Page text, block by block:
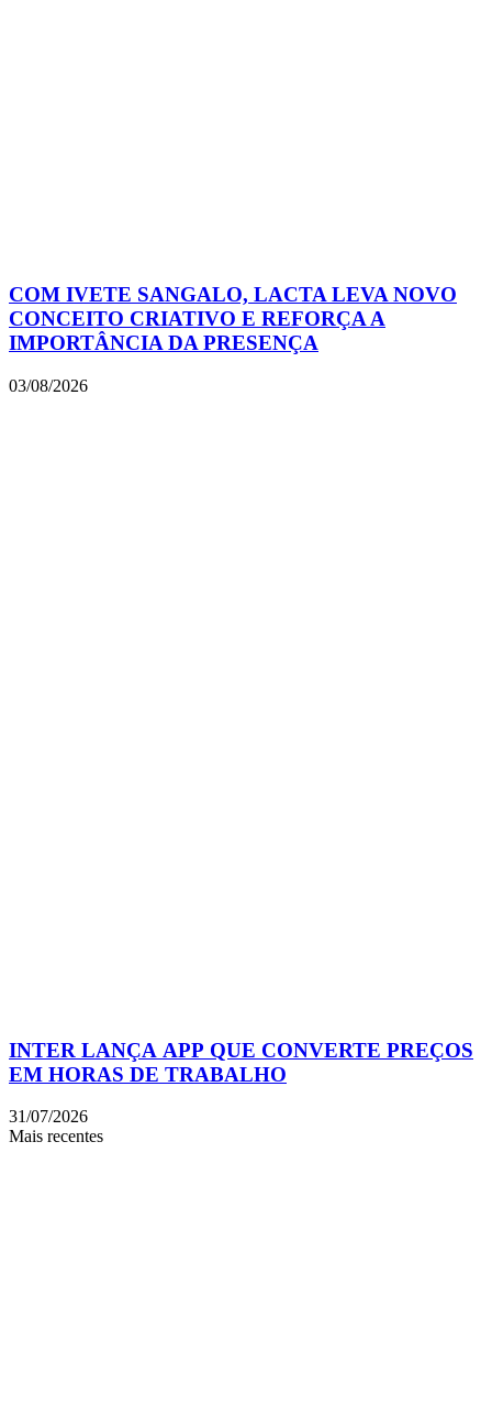
COM IVETE SANGALO, LACTA LEVA NOVO
CONCEITO CRIATIVO E REFORÇA A
IMPORTÂNCIA DA PRESENÇA
03/08/2026
INTER LANÇA APP QUE CONVERTE PREÇOS
EM HORAS DE TRABALHO
31/07/2026
Mais recentes